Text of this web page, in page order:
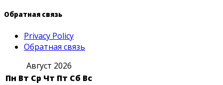
Обратная связь
Privacy Policy
Обратная связь
Август 2026
Пн Вт Ср Чт Пт Сб Вс